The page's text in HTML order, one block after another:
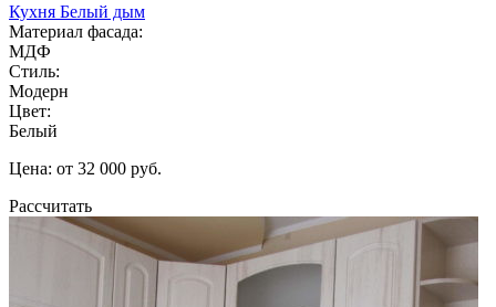
Кухня Белый дым
Материал фасада:
МДФ
Стиль:
Модерн
Цвет:
Белый
Цена: от 32 000 руб.
Рассчитать